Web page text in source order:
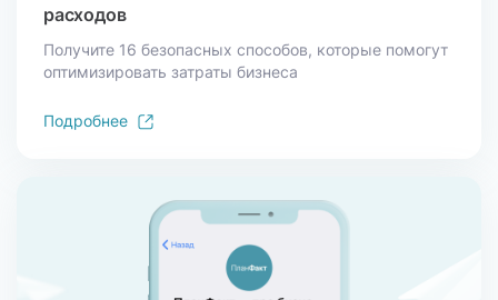
расходов
Получите 16 безопасных способов, которые помогут
оптимизировать затраты бизнеса
Подробнее